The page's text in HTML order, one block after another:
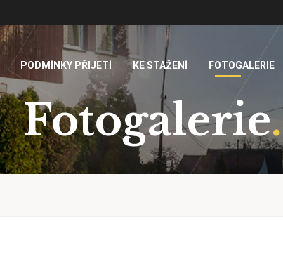
PODMÍNKY PŘIJETÍ KE STAŽENÍ FOTOGALERIE
Fotogalerie.